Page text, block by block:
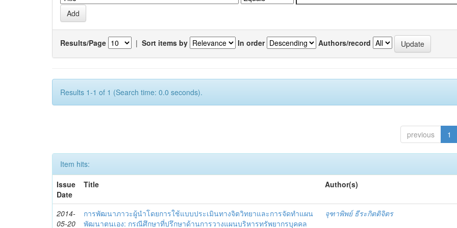
Results/Page | Sort items by In order Authors/record
Results 1-1 of 1 (Search time: 0.0 seconds).
previous 1
Item hits:
Issue
Date
Title Author(s)
2014-
05-20
การพัฒนาภาวะผู้นำโดยการใช้แบบประเมินทางจิตวิทยาและการจัดทำแผน
พัฒนาตนเอง: กรณีศึกษาที่ปรึกษาด้านการวางแผนบริหารทรัพยากรบุคคล
จุฑาพิพย์ ธีระกิตติจิตร